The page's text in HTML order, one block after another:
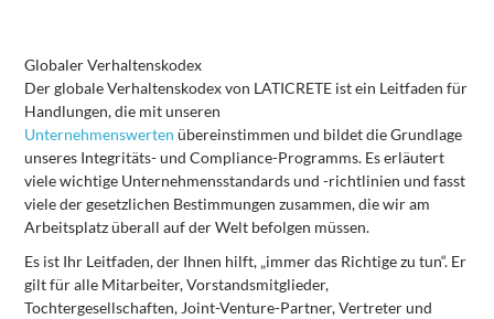
Globaler Verhaltenskodex
Der globale Verhaltenskodex von LATICRETE ist ein Leitfaden für
Handlungen, die mit unseren
Unternehmenswerten übereinstimmen und bildet die Grundlage
unseres Integritäts- und Compliance-Programms. Es erläutert
viele wichtige Unternehmensstandards und -richtlinien und fasst
viele der gesetzlichen Bestimmungen zusammen, die wir am
Arbeitsplatz überall auf der Welt befolgen müssen.
Es ist Ihr Leitfaden, der Ihnen hilft, „immer das Richtige zu tun“. Er
gilt für alle Mitarbeiter, Vorstandsmitglieder,
Tochtergesellschaften, Joint-Venture-Partner, Vertreter und